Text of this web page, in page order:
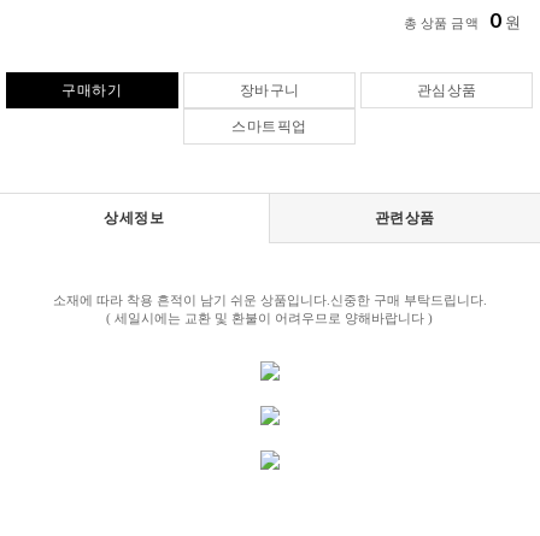
총 상품 금액 0 원
구매하기 장바구니
관심상품
스마트픽업
상세정보 관련상품
소재에 따라 착용 흔적이 남기 쉬운 상품입니다.신중한 구매 부탁드립니다.
( 세일시에는 교환 및 환불이 어려우므로 양해바랍니다 )